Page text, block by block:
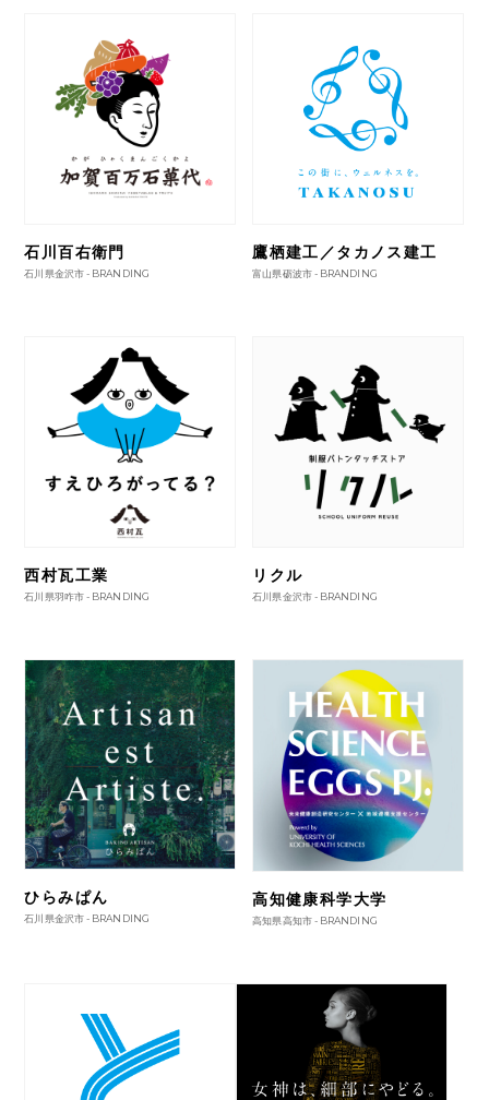
石川百右衛門
石川県金沢市 - BRANDING
鷹栖建工／タカノス建工
富山県砺波市 - BRANDING
西村瓦工業
石川県羽咋市 - BRANDING
リクル
石川県金沢市 - BRANDING
ひらみぱん
石川県金沢市 - BRANDING
高知健康科学大学
高知県高知市 - BRANDING